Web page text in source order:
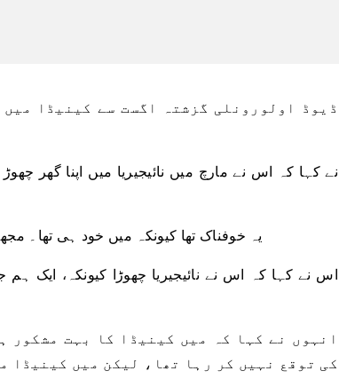
ڈیوڈ اولورونلی گزشتہ اگست سے کینیڈا
\”یہ خوفناک تھا کیونکہ میں خود ہی تھا۔
اس نے کہا کہ اس نے نائیجیریا چھوڑا کیونکہ،
انہوں نے کہا کہ میں کینیڈا کا بہت مشکور
کی توقع نہیں کر رہا تھا، لیکن میں کینیڈا